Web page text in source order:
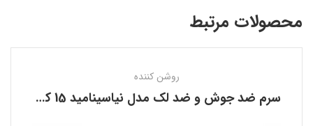
محصولات مرتبط
روشن کننده
سرم ضد جوش و ضد لک مدل نیاسینامید 15 کوزارکس COSRX